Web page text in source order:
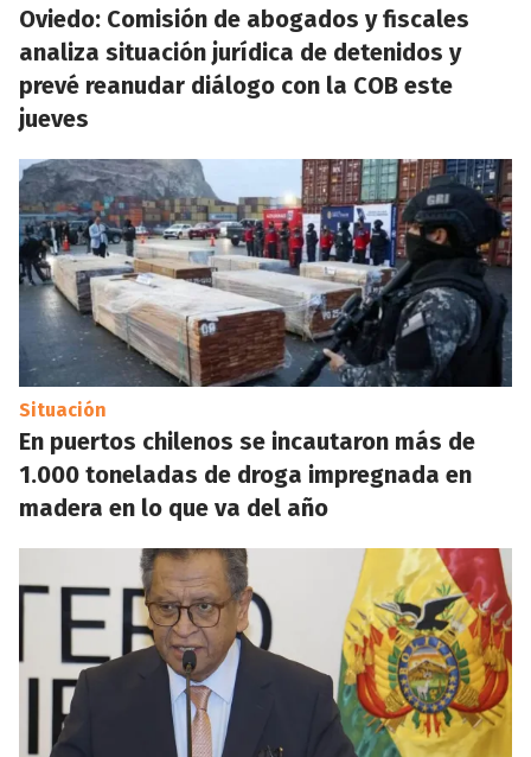
Oviedo: Comisión de abogados y fiscales
analiza situación jurídica de detenidos y
prevé reanudar diálogo con la COB este
jueves
Situación
En puertos chilenos se incautaron más de
1.000 toneladas de droga impregnada en
madera en lo que va del año